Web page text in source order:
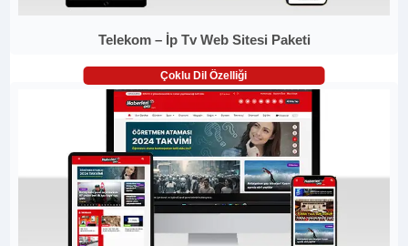
Telekom – İp Tv Web Sitesi Paketi
Çoklu Dil Özelliği